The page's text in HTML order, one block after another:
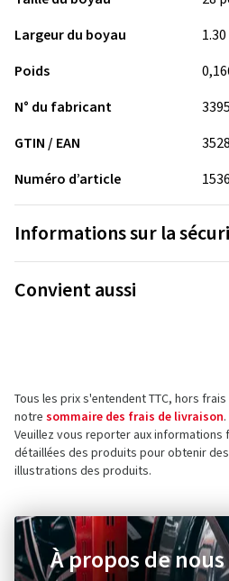
Largeur du boyau
Poids
N° du fabricant
GTIN / EAN
Numéro d’article
Informations sur la
MANUFACTURE FRANCAISE DES
Contact pour la sécurité
le service client)
E-mail :contact@tc.michelin.eu
Convient aussi
Pompe à vélo
Tous les prix s'entendent TTC, hors
notre sommaire des frais de livraison.
Veuillez vous reporter aux informations
détaillées des produits pour obtenir
illustrations des produits.
À propos de nous